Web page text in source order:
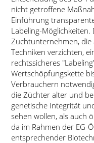
nicht getroffene
Einführung
Labeling-
Zuchtunternehmen, die
Techniken verzichten,
rechtssicheres Labeling
Wertschöpfungskette
Verbrauchern
die Züchter alter und
genetische Integrität
sehen wollen, als auch
da im Rahmen der EG-
entsprechender